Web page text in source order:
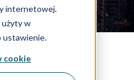
internetowej.
użyty w
ustawienie.
cookie